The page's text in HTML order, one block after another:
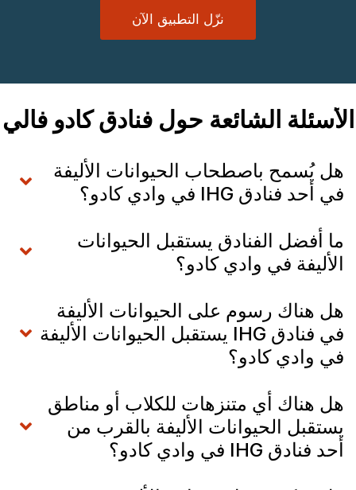
نزّل التطبيق الآن
الأسئلة الشائعة حول فنادق كادو فالي
هل يُسمح باصطحاب الحيوانات الأليفة
في أحد فنادق IHG في وادي كادو؟
ما أفضل الفنادق يستقبل الحيوانات
الأليفة في وادي كادو؟
هل هناك رسوم على الحيوانات الأليفة
في فنادق IHG يستقبل الحيوانات الأليفة
في وادي كادو؟
هل هناك أي متنزهات للكلاب أو مناطق
يستقبل الحيوانات الأليفة بالقرب من
أحد فنادق IHG في وادي كادو؟